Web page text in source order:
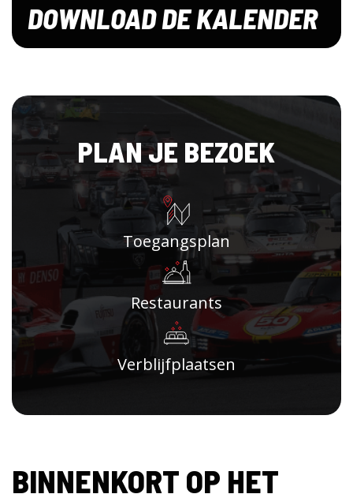
DOWNLOAD DE KALENDER
PLAN JE BEZOEK
Toegangsplan
Restaurants
Verblijfplaatsen
BINNENKORT OP HET